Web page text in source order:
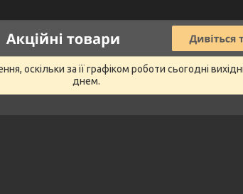
оскільки за її графіком роботи сьогодні
днем.